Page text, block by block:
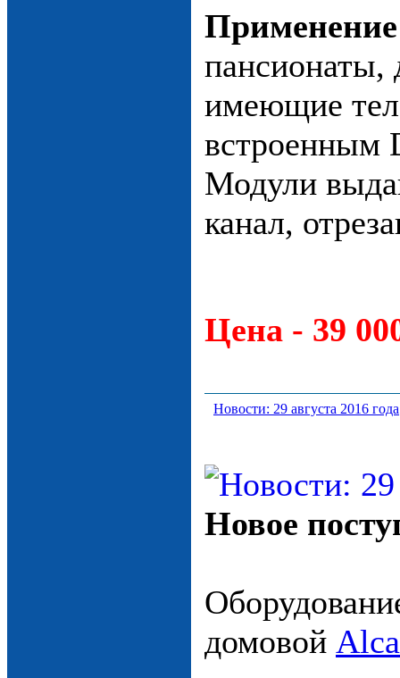
пансионаты,
имеющие
встроенным
Модули
канал,
Цена - 39
Новости: 29 августа 2016 года
Новое
домовой